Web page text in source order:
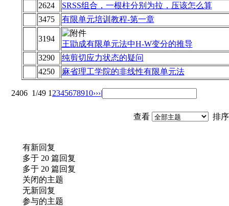
2624
SRSS组合，一根柱分别为拉，压该怎么算
3475
有限单元培训教程-第一章
3194
王勖成有限单元法中H-W变分的推导
3290
纯剪切应力状态的疑问
4250
麻省理工学院的非线性有限单元法
2406 1/49 1 2345678910›››|
查看 排
有新回复
多于 20 篇回复
多于 20 篇回复
关闭的主题
无新回复
参与的主题